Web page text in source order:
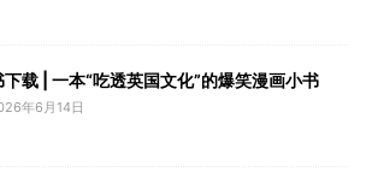
下载 | 一本“吃透英国文化”的爆笑漫画小书
年6月14日